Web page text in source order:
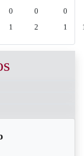
0 0
0
1 2 1